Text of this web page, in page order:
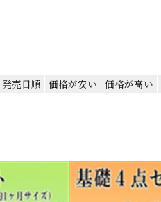
発売日順 価格が安い 価格が高い